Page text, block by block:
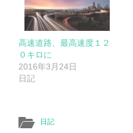
高速道路、最高速度１２
０キロに
2016年3月24日
日記
日記